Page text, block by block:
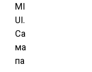
MI
UI.
Са
ма
па